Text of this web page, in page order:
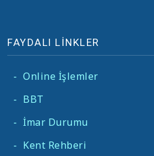
FAYDALI LİNKLER
- Online İşlemler
- BBT
- İmar Durumu
- Kent Rehberi